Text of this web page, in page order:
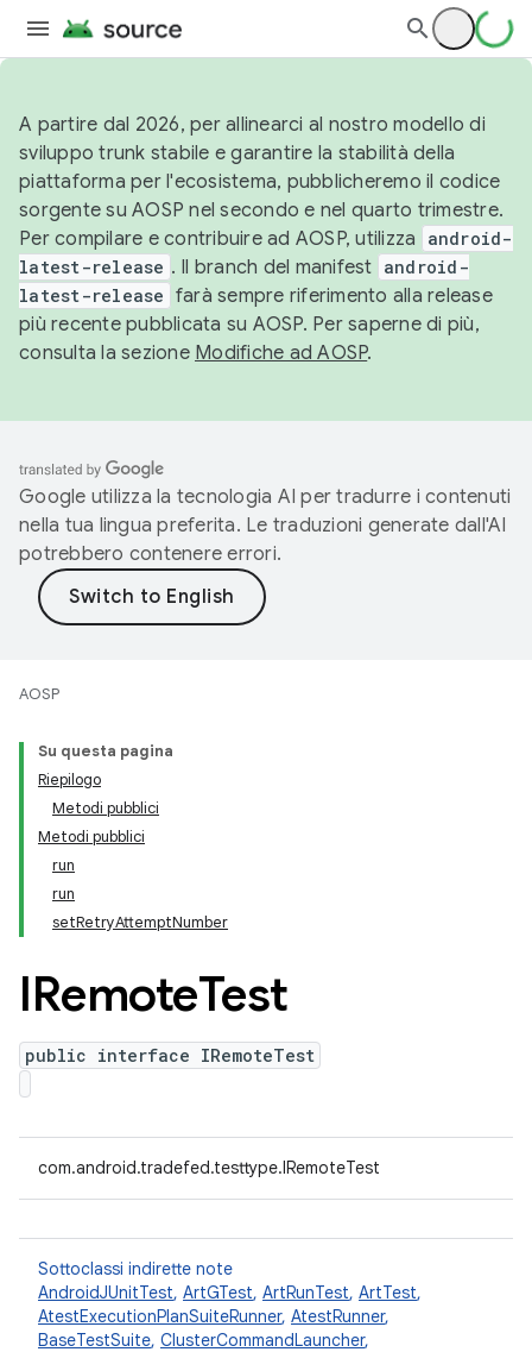
A partire dal 2026, per allinearci al nostro modello di
sviluppo trunk stabile e garantire la stabilità della
piattaforma per l'ecosistema, pubblicheremo il codice
sorgente su AOSP nel secondo e nel quarto trimestre.
Per compilare e contribuire ad AOSP, utilizza
android-
latest-release . Il branch del manifest android-
latest-release farà sempre riferimento alla release
più recente pubblicata su AOSP. Per saperne di più,
consulta la sezione Modifiche ad AOSP.
Google utilizza la tecnologia AI per tradurre i contenuti
nella tua lingua preferita. Le traduzioni generate dall'AI
potrebbero contenere errori.
AOSP
Su questa pagina
Riepilogo
Metodi pubblici
Metodi pubblici
run
run
setRetryAttemptNumber
IRemoteTest
public interface IRemoteTest
com.android.tradefed.testtype.IRemoteTest
Sottoclassi indirette note
AndroidJUnitTest, ArtGTest, ArtRunTest, ArtTest,
AtestExecutionPlanSuiteRunner, AtestRunner,
BaseTestSuite, ClusterCommandLauncher,